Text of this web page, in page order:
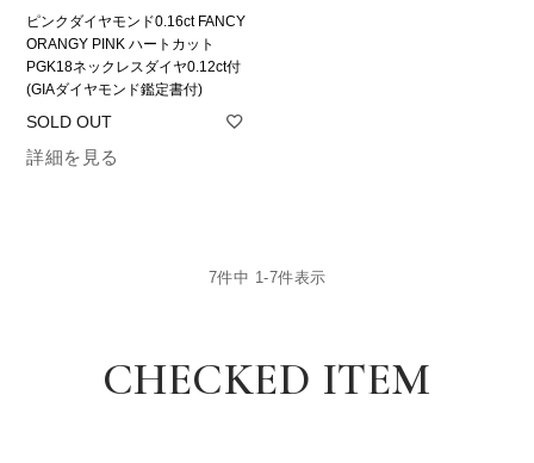
ピンクダイヤモンド0.16ct FANCY
ORANGY PINK ハートカット
PGK18ネックレスダイヤ0.12ct付
(GIAダイヤモンド鑑定書付)
詳細を見る
7件中 1-7件表示
CHECKED ITEM